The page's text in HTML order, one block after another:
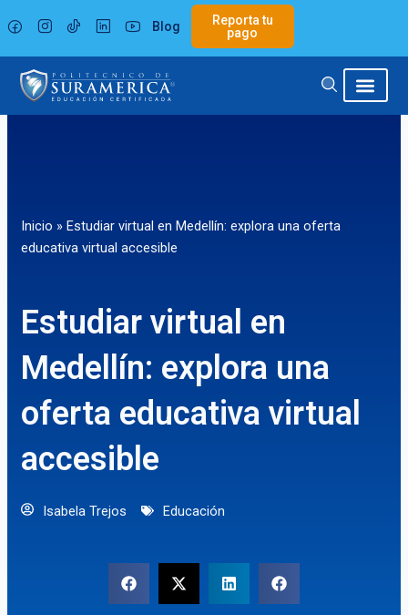
al
contenido
Blog
Reporta tu
pago
Inicio » Estudiar virtual en Medellín: explora una oferta
educativa virtual accesible
Estudiar virtual en
Medellín: explora una
oferta educativa virtual
accesible
Isabela Trejos Educación